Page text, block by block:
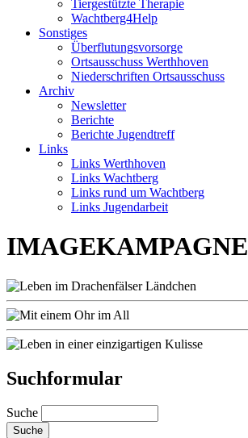
Tiergestützte Therapie
Wachtberg4Help
Sonstiges
Überflutungsvorsorge
Ortsausschuss Werthhoven
Niederschriften Ortsausschuss
Archiv
Newsletter
Berichte
Berichte Jugendtreff
Links
Links Werthhoven
Links Wachtberg
Links rund um Wachtberg
Links Jugendarbeit
IMAGEKAMPAGNE
Suchformular
Suche